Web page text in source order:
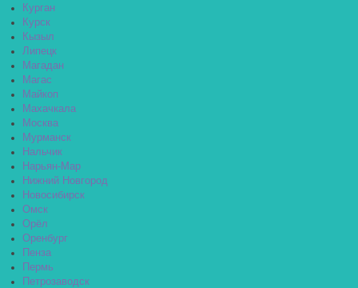
Курган
Курск
Кызыл
Липецк
Магадан
Магас
Майкоп
Махачкала
Москва
Мурманск
Нальчик
Нарьян-Мар
Нижний Новгород
Новосибирск
Омск
Орёл
Оренбург
Пенза
Пермь
Петрозаводск